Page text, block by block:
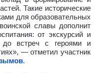
Такие исторические
для образовательных
славы дополнит
от экскурсий и
до встреч с героями и
— отметил участник
.